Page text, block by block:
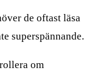
de oftast läsa
superspännande.
om